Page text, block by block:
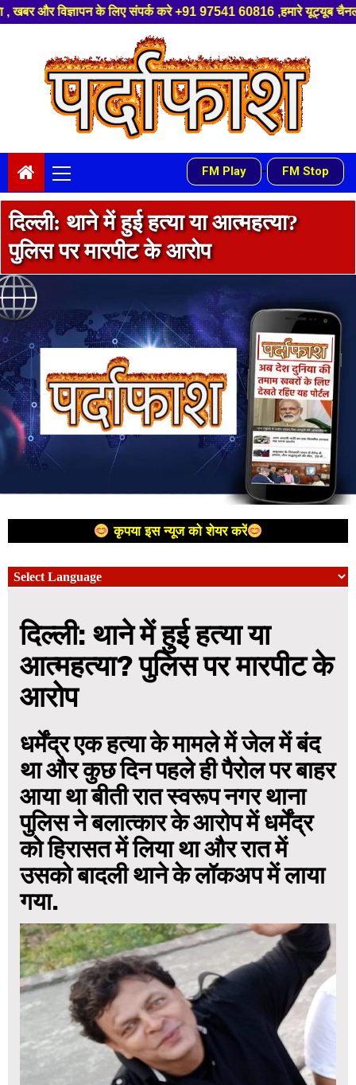
करे +91 97541 60816 ,हमारे यूट्यूब चैनल को सबस्क्राइब करें, साथ
content
Menu
FM Play - FM Stop
दिल्ली: थाने में हुई हत्या या आत्महत्या?
पुलिस पर मारपीट के आरोप
कृपया इस न्यूज को शेयर करें
दिल्ली: थाने में हुई हत्या या
आत्महत्या? पुलिस पर मारपीट के
आरोप
धर्मेंद्र एक हत्या के मामले में जेल में बंद
था और कुछ दिन पहले ही पैरोल पर बाहर
आया था बीती रात स्वरूप नगर थाना
पुलिस ने बलात्कार के आरोप में धर्मेंद्र
को हिरासत में लिया था और रात में
उसको बादली थाने के लॉकअप में लाया
गया.